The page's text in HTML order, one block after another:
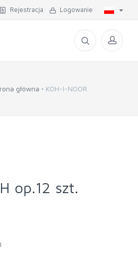
Rejestracja Logowanie
główna KOH-I-NOOR
op.12 szt.